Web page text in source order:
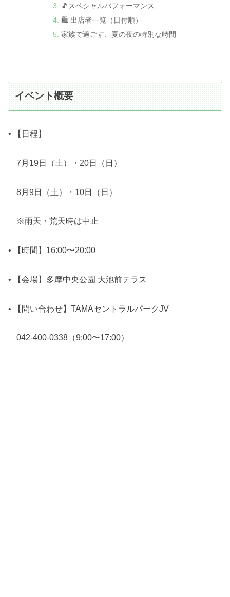
🎵スペシャルパフォーマンス
🛍 出店者一覧（日付順）
家族で過ごす、夏の夜の特別な時間
イベント概要
• 【日程】
7月19日（土）・20日（日）
8月9日（土）・10日（日）
※雨天・荒天時は中止
• 【時間】16:00〜20:00
• 【会場】多摩中央公園 大池前テラス
• 【問い合わせ】TAMAセントラルパークJV
042-400-0338（9:00〜17:00）